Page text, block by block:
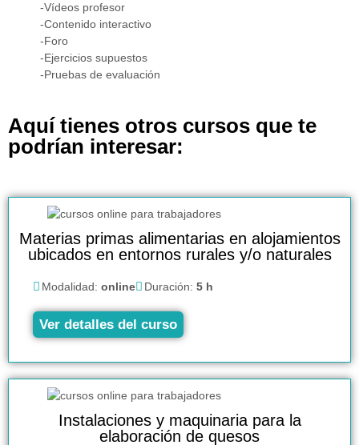
-Vídeos profesor
-Contenido interactivo
-Foro
-Ejercicios supuestos
-Pruebas de evaluación
Aquí tienes otros cursos que te
podrían interesar:
Materias primas alimentarias en alojamientos
ubicados en entornos rurales y/o naturales
Modalidad: online Duración: 5 h
Ver detalles del curso
Instalaciones y maquinaria para la
elaboración de quesos